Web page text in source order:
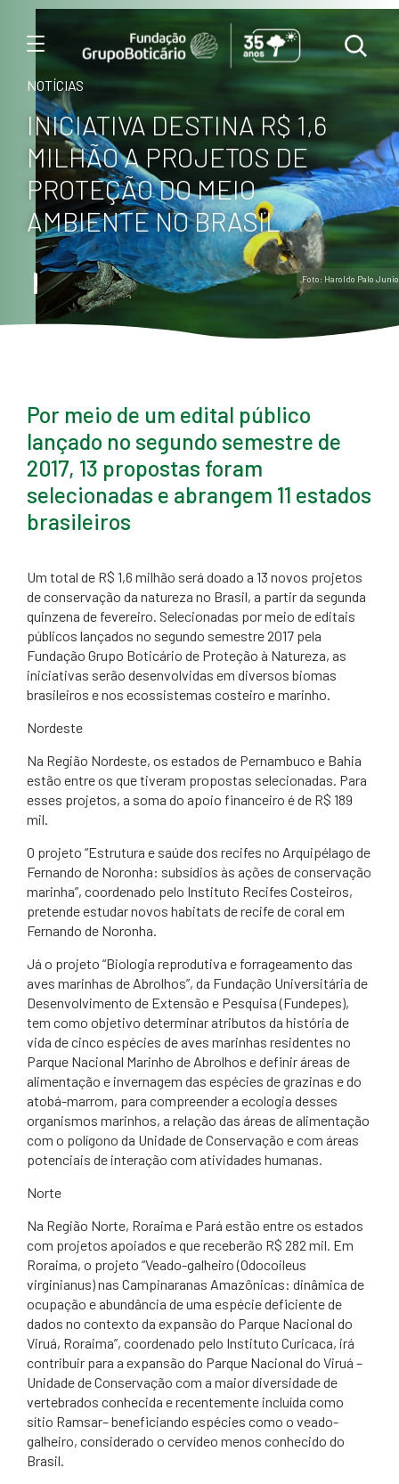
Menu
Foto: Haroldo Palo
NOTÍCIAS
INICIATIVA DESTINA R$ 1,6
MILHÃO A PROJETOS DE
PROTEÇÃO DO MEIO
AMBIENTE NO BRASIL
Por meio de um edital público
lançado no segundo semestre de
2017, 13 propostas foram
selecionadas e abrangem 11 estados
brasileiros
​Um total de R$ 1,6 milhão será doado a 13 novos projetos
de conservação da natureza no Brasil, a partir da segunda
quinzena de fevereiro. Selecionadas por meio de editais
públicos lançados no segundo semestre 2017 pela
Fundação Grupo Boticário de Proteção à Natureza, as
iniciativas serão desenvolvidas em diversos biomas
brasileiros e nos ecossistemas costeiro e marinho.
Nordeste
Na Região Nordeste, os estados de Pernambuco e Bahia
estão entre os que tiveram propostas selecionadas. Para
esses projetos, a soma do apoio financeiro é de R$ 189
mil.
O projeto “Estrutura e saúde dos recifes no Arquipélago de
Fernando de Noronha: subsídios às ações de conservação
marinha”, coordenado pelo Instituto Recifes Costeiros,
pretende estudar novos habitats de recife de coral em
Fernando de Noronha.
Já o projeto “Biologia reprodutiva e forrageamento das
aves marinhas de Abrolhos”, da Fundação Universitária de
Desenvolvimento de Extensão e Pesquisa (Fundepes),
tem como objetivo determinar atributos da história de
vida de cinco espécies de aves marinhas residentes no
Parque Nacional Marinho de Abrolhos e definir áreas de
alimentação e invernagem das espécies de grazinas e do
atobá-marrom, para compreender a ecologia desses
organismos marinhos, a relação das áreas de alimentação
com o polígono da Unidade de Conservação e com áreas
potenciais de interação com atividades humanas.
Norte
Na Região Norte, Roraima e Pará estão entre os estados
com projetos apoiados e que receberão R$ 282 mil. Em
Roraima, o projeto “Veado-galheiro (Odocoileus
virginianus) nas Campinaranas Amazônicas: dinâmica de
ocupação e abundância de uma espécie deficiente de
dados no contexto da expansão do Parque Nacional do
Viruá, Roraima”, coordenado pelo Instituto Curicaca, irá
contribuir para a expansão do Parque Nacional do Viruá –
Unidade de Conservação com a maior diversidade de
vertebrados conhecida e recentemente incluída como
sítio Ramsar– beneficiando espécies como o veado-
galheiro, considerado o cervídeo menos conhecido do
Brasil.